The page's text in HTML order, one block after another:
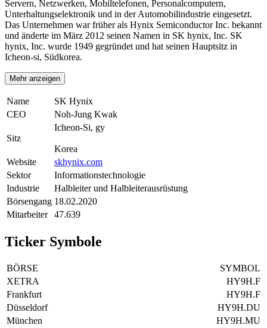
Servern, Netzwerken, Mobiltelefonen, Personalcomputern,
Unterhaltungselektronik und in der Automobilindustrie eingesetzt.
Das Unternehmen war früher als Hynix Semiconductor Inc. bekannt
und änderte im März 2012 seinen Namen in SK hynix, Inc. SK
hynix, Inc. wurde 1949 gegründet und hat seinen Hauptsitz in
Icheon-si, Südkorea.
Mehr anzeigen
Name
SK Hynix
CEO
Noh-Jung Kwak
Sitz
Icheon-Si, gy
Korea
Website
skhynix.com
Sektor
Informationstechnologie
Industrie
Halbleiter und Halbleiterausrüstung
Börsengang 18.02.2020
Mitarbeiter
47.639
Ticker Symbole
BÖRSE
SYMBOL
XETRA
HY9H.F
Frankfurt
HY9H.F
Düsseldorf
HY9H.DU
München
HY9H.MU